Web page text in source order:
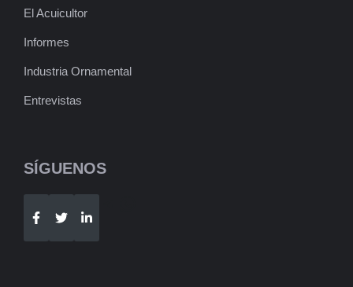
El Acuicultor
Informes
Industria Ornamental
Entrevistas
SÍGUENOS